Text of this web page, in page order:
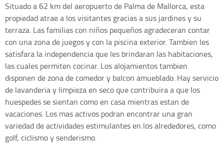
Situado a 62 km del aeropuerto de Palma de Mallorca, esta
propiedad atrae a los visitantes gracias a sus jardines y su
terraza. Las familias con niños pequeños agradeceran contar
con una zona de juegos y con la piscina exterior. Tambien les
satisfara la independencia que les brindaran las habitaciones,
las cuales permiten cocinar. Los alojamientos tambien
disponen de zona de comedor y balcon amueblado. Hay servicio
de lavanderia y limpieza en seco que contribuira a que los
huespedes se sientan como en casa mientras estan de
vacaciones. Los mas activos podran encontrar una gran
variedad de actividades estimulantes en los alrededores, como
golf, ciclismo y senderismo.